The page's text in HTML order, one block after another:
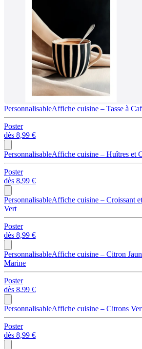
PersonnalisableAffiche cuisine – Tasse à
Poster
dès 8,99 €
PersonnalisableAffiche cuisine – Huîtres et
Poster
dès 8,99 €
PersonnalisableAffiche cuisine – Croissant
Vert
Poster
dès 8,99 €
PersonnalisableAffiche cuisine – Citron
Marine
Poster
dès 8,99 €
PersonnalisableAffiche cuisine – Citrons
Poster
dès 8,99 €